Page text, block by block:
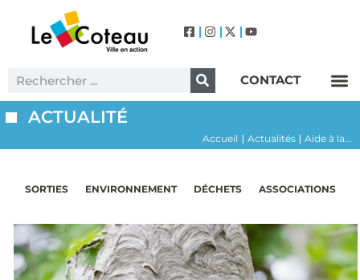
CONTACT
ACTUALITÉ
Accueil | Actualités | Aide à la...
SORTIES ENVIRONNEMENT DÉCHETS ASSOCIATIONS